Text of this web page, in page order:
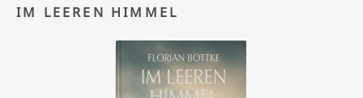
IM LEEREN HIMMEL